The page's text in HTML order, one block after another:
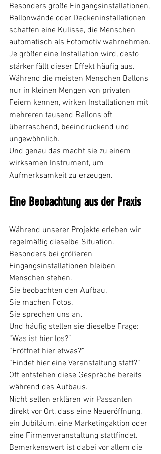
Besonders große Eingangsinstallationen,
Ballonwände oder Deckeninstallationen
schaffen eine Kulisse, die Menschen
automatisch als Fotomotiv wahrnehmen.
Je größer eine Installation wird, desto
stärker fällt dieser Effekt häufig aus.
Während die meisten Menschen Ballons
nur in kleinen Mengen von privaten
Feiern kennen, wirken Installationen mit
mehreren tausend Ballons oft
überraschend, beeindruckend und
ungewöhnlich.
Und genau das macht sie zu einem
wirksamen Instrument, um
Aufmerksamkeit zu erzeugen.
Eine Beobachtung aus der Praxis
Während unserer Projekte erleben wir
regelmäßig dieselbe Situation.
Besonders bei größeren
Eingangsinstallationen bleiben
Menschen stehen.
Sie beobachten den Aufbau.
Sie machen Fotos.
Sie sprechen uns an.
Und häufig stellen sie dieselbe Frage:
“Was ist hier los?”
“Eröffnet hier etwas?”
“Findet hier eine Veranstaltung statt?”
Oft entstehen diese Gespräche bereits
während des Aufbaus.
Nicht selten erklären wir Passanten
direkt vor Ort, dass eine Neueröffnung,
ein Jubiläum, eine Marketingaktion oder
eine Firmenveranstaltung stattfindet.
Bemerkenswert ist dabei vor allem die